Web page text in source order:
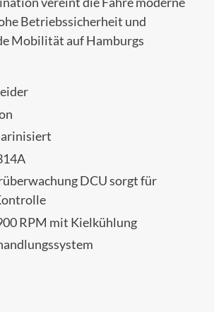
Betriebssicherheit und
Mobilität auf Hamburgs
DCU sorgt für
RPM mit Kielkühlung